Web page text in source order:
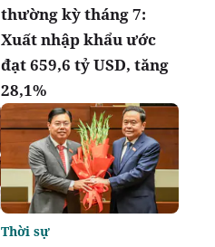
thường kỳ tháng 7:
Xuất nhập khẩu ước
đạt 659,6 tỷ USD, tăng
28,1%
Thời sự